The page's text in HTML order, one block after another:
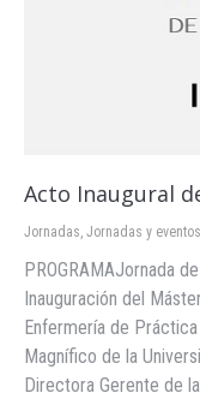
Acto Inaugural
Jornadas, Jornadas y eventos
PROGRAMAJornada
Inauguración del
Enfermería de
Magnífico de la
Directora Gerente de